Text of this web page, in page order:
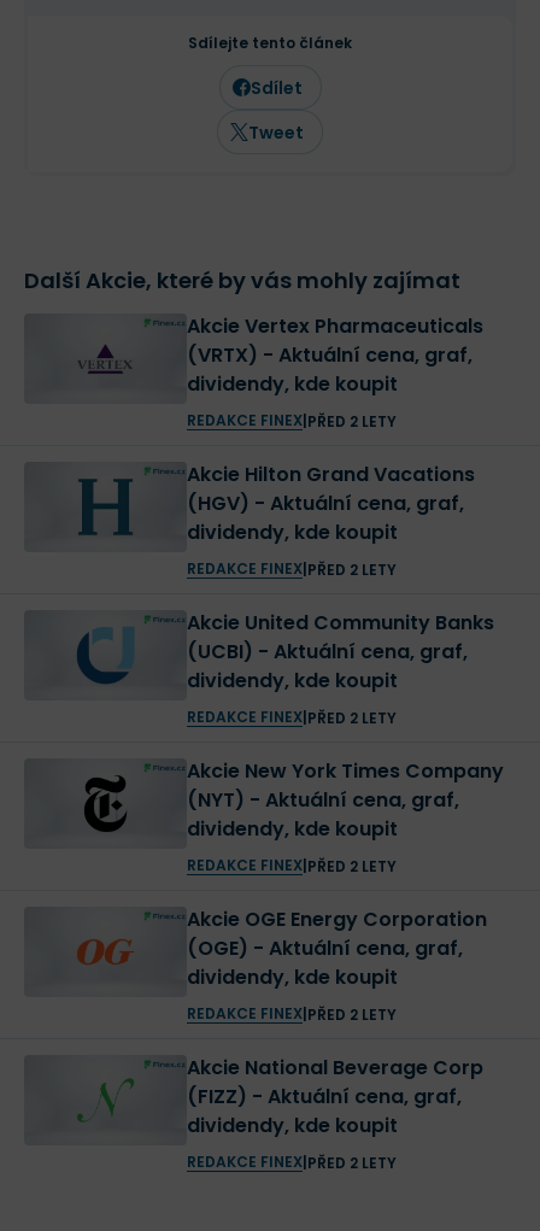
Sdílejte tento článek
Sdílet
Tweet
Další Akcie, které by vás mohly zajímat
Akcie Vertex Pharmaceuticals
(VRTX) - Aktuální cena, graf,
dividendy, kde koupit
REDAKCE FINEX| PŘED 2 LETY
Akcie Hilton Grand Vacations
(HGV) - Aktuální cena, graf,
dividendy, kde koupit
REDAKCE FINEX| PŘED 2 LETY
Akcie United Community Banks
(UCBI) - Aktuální cena, graf,
dividendy, kde koupit
REDAKCE FINEX| PŘED 2 LETY
Akcie New York Times Company
(NYT) - Aktuální cena, graf,
dividendy, kde koupit
REDAKCE FINEX| PŘED 2 LETY
Akcie OGE Energy Corporation
(OGE) - Aktuální cena, graf,
dividendy, kde koupit
REDAKCE FINEX| PŘED 2 LETY
Akcie National Beverage Corp
(FIZZ) - Aktuální cena, graf,
dividendy, kde koupit
REDAKCE FINEX| PŘED 2 LETY